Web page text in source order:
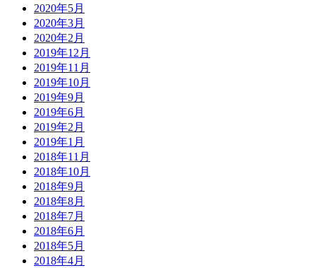
2020年5月
2020年3月
2020年2月
2019年12月
2019年11月
2019年10月
2019年9月
2019年6月
2019年2月
2019年1月
2018年11月
2018年10月
2018年9月
2018年8月
2018年7月
2018年6月
2018年5月
2018年4月